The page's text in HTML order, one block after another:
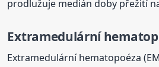
prodlužuje medián doby přežití
Extramedulární
Extramedulární hematopoéza